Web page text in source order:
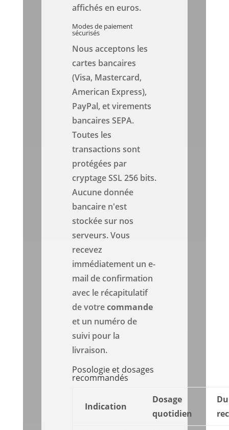
affichés en euros.
Modes de paiement
sécurisés
Nous acceptons les
cartes bancaires
(Visa, Mastercard,
American Express),
PayPal, et virements
bancaires SEPA.
Toutes les
transactions sont
protégées par
cryptage SSL 256 bits.
Aucune donnée
bancaire n'est
stockée sur nos
serveurs. Vous
recevez
immédiatement un e-
mail de confirmation
avec le récapitulatif
de votrecommande
et un numéro de
suivi pour la
livraison.
Posologie et dosages
recommandés
Indication
Dosage
quotidien